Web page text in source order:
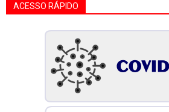
ACESSO RÁPIDO